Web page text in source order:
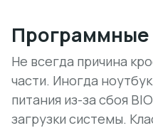
Программные
Не всегда причина
части. Иногда
питания из-за сбоя
загрузки системы.